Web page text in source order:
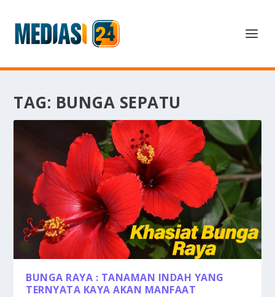
TAG: BUNGA SEPATU
BUNGA RAYA : TANAMAN INDAH YANG
TERNYATA KAYA AKAN MANFAAT